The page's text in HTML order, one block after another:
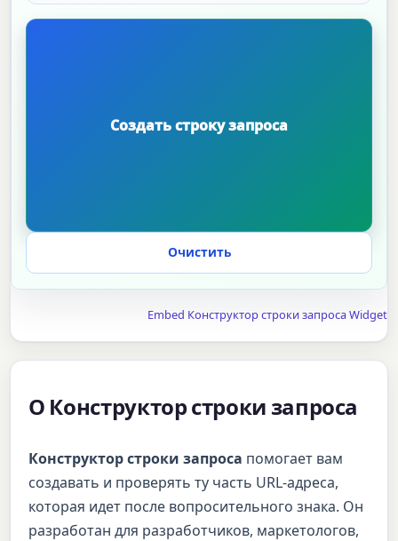
Очистить
Embed Конструктор строки запроса Widget
О Конструктор строки запроса
Конструктор строки запроса помогает вам
создавать и проверять ту часть URL-адреса,
которая идет после вопросительного знака. Он
разработан для разработчиков, маркетологов,